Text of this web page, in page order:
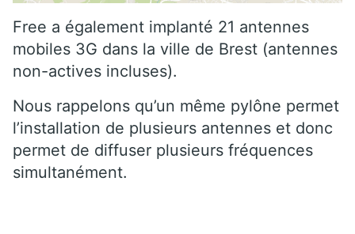
Free a également implanté 21 antennes
mobiles 3G dans la ville de Brest (antennes
non-actives incluses).
Nous rappelons qu’un même pylône permet
l’installation de plusieurs antennes et donc
permet de diffuser plusieurs fréquences
simultanément.